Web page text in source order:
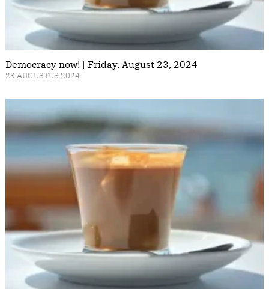
Democracy now! | Friday, August 23, 2024
23 AUGUSTUS 2024